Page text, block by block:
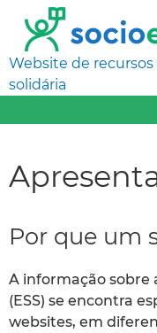
Website de
solidária
Por que um
A informação sobre
(ESS) se encontra
websites, em